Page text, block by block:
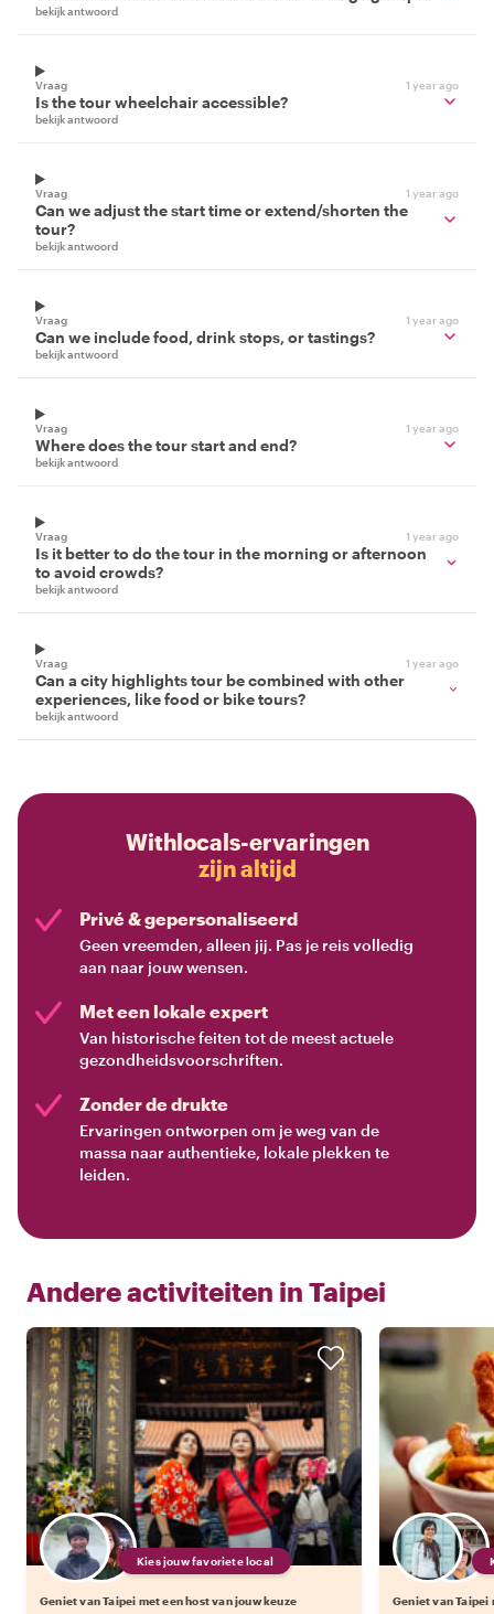
bekijk antwoord
Vraag 1 year ago
Is the tour wheelchair accessible?
bekijk antwoord
Vraag 1 year ago
Can we adjust the start time or extend/shorten the
tour?
bekijk antwoord
Vraag 1 year ago
Can we include food, drink stops, or tastings?
bekijk antwoord
Vraag 1 year ago
Where does the tour start and end?
bekijk antwoord
Vraag 1 year ago
Is it better to do the tour in the morning or afternoon
to avoid crowds?
bekijk antwoord
Vraag 1 year ago
Can a city highlights tour be combined with other
experiences, like food or bike tours?
bekijk antwoord
Withlocals-ervaringen
zijn altijd
Privé & gepersonaliseerd
Geen vreemden, alleen jij. Pas je reis volledig
aan naar jouw wensen.
Met een lokale expert
Van historische feiten tot de meest actuele
gezondheidsvoorschriften.
Zonder de drukte
Ervaringen ontworpen om je weg van de
massa naar authentieke, lokale plekken te
leiden.
Andere activiteiten in Taipei
Kies jouw favoriete local
Geniet van Taipei met een host van jouw keuze Geniet van Taipei